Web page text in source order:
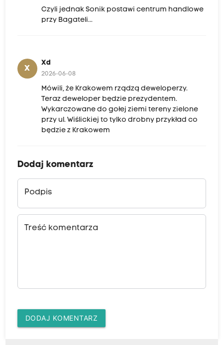
Czyli jednak Sonik postawi centrum handlowe
przy Bagateli...
X
Xd
2026-06-08
Mówili, że Krakowem rządzą deweloperzy.
Teraz deweloper będzie prezydentem.
Wykarczowane do gołej ziemi tereny zielone
przy ul. Wiślickiej to tylko drobny przykład co
będzie z Krakowem
Dodaj komentarz
Podpis
Treść komentarza
DODAJ KOMENTARZ